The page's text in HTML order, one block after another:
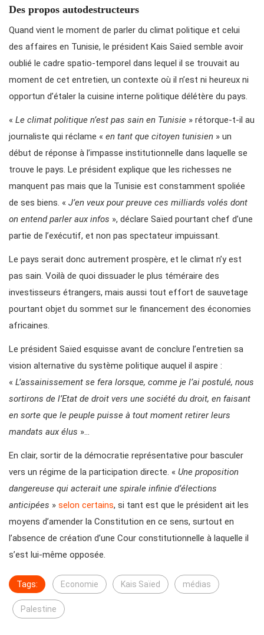
Des propos autodestructeurs
Quand vient le moment de parler du climat politique et celui
des affaires en Tunisie, le président Kais Saïed semble avoir
oublié le cadre spatio-temporel dans lequel il se trouvait au
moment de cet entretien, un contexte où il n’est ni heureux ni
opportun d’étaler la cuisine interne politique délétère du pays.
« Le climat politique n’est pas sain en Tunisie » rétorque-t-il au
journaliste qui réclame « en tant que citoyen tunisien » un
début de réponse à l’impasse institutionnelle dans laquelle se
trouve le pays. Le président explique que les richesses ne
manquent pas mais que la Tunisie est constamment spoliée
de ses biens. « J’en veux pour preuve ces milliards volés dont
on entend parler aux infos », déclare Saïed pourtant chef d’une
partie de l’exécutif, et non pas spectateur impuissant.
Le pays serait donc autrement prospère, et le climat n’y est
pas sain. Voilà de quoi dissuader le plus téméraire des
investisseurs étrangers, mais aussi tout effort de sauvetage
pourtant objet du sommet sur le financement des économies
africaines.
Le président Saïed esquisse avant de conclure l’entretien sa
vision alternative du système politique auquel il aspire :
« L’assainissement se fera lorsque, comme je l’ai postulé, nous
sortirons de l’Etat de droit vers une société du droit, en faisant
en sorte que le peuple puisse à tout moment retirer leurs
mandats aux élus »…
En clair, sortir de la démocratie représentative pour basculer
vers un régime de la participation directe. « Une proposition
dangereuse qui acterait une spirale infinie d’élections
anticipées » selon certains, si tant est que le président ait les
moyens d’amender la Constitution en ce sens, surtout en
l’absence de création d’une Cour constitutionnelle à laquelle il
s’est lui-même opposée.
Tags: Economie Kais Saïed médias
Palestine